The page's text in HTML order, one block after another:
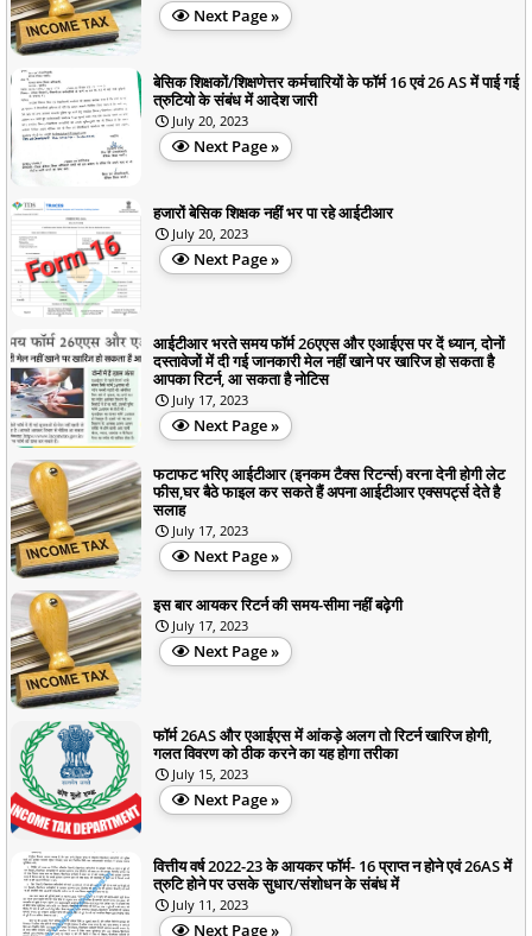
Next Page »
बेसिक शिक्षकों/शिक्षणेत्तर कर्मचारियों के फॉर्म 16 एवं 26‌ AS में पाई गई
त्रुटियो के संबंध में आदेश जारी
July 20, 2023
Next Page »
हजारों बेसिक शिक्षक नहीं भर पा रहे आईटीआर
July 20, 2023
Next Page »
आईटीआर भरते समय फॉर्म 26एएस और एआईएस पर दें ध्यान, दोनों
दस्तावेजों में दी गई जानकारी मेल नहीं खाने पर खारिज हो सकता है
आपका रिटर्न, आ सकता है नोटिस
July 17, 2023
Next Page »
फटाफट भरिए आईटीआर (इनकम टैक्स रिटर्न्स) वरना देनी होगी लेट
फीस,घर बैठे फाइल कर सकते हैं अपना आईटीआर एक्सपर्ट्स देते है
सलाह
July 17, 2023
Next Page »
इस बार आयकर रिटर्न की समय-सीमा नहीं बढ़ेगी
July 17, 2023
Next Page »
फॉर्म 26AS और एआईएस में आंकड़े अलग तो रिटर्न खारिज होगी,
गलत विवरण को ठीक करने का यह होगा तरीका
July 15, 2023
Next Page »
वित्तीय वर्ष 2022-23 के आयकर फॉर्म- 16 प्राप्त न होने एवं 26AS में
त्रुटि होने पर उसके सुधार/संशोधन के संबंध में
July 11, 2023
Next Page »